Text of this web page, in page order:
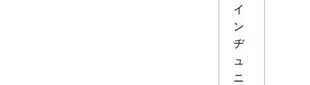
イ
ン
ヂ
ュ
ニ